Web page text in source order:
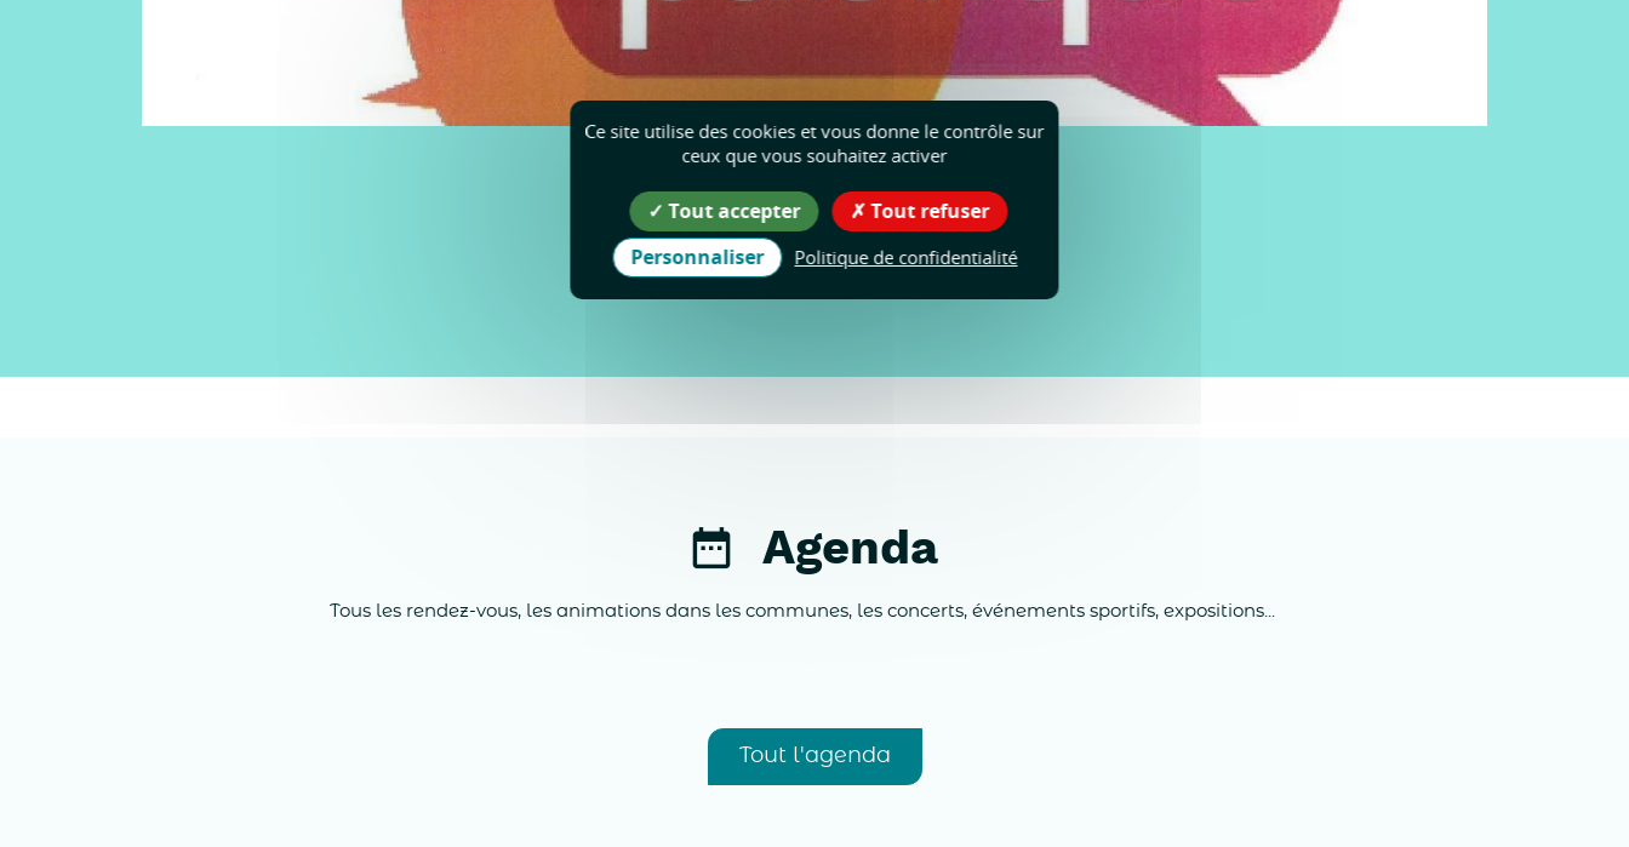
Toutes les actualités
Agenda
Tous les rendez-vous, les animations dans les communes, les concerts, événements sportifs, expositions...
Tout l'agenda
Ce site utilise des cookies et vous donne le contrôle sur
ceux que vous souhaitez activer
Tout accepter
Tout refuser
Personnaliser
Politique de confidentialité